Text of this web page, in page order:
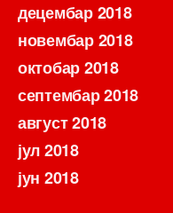
децембар 2018
новембар 2018
октобар 2018
септембар 2018
август 2018
јул 2018
јун 2018